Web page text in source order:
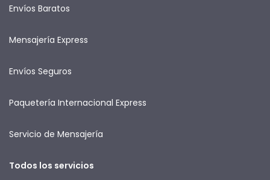
Envíos Baratos
Mensajería Express
Envíos Seguros
Paquetería Internacional Express
Servicio de Mensajería
Todos los servicios